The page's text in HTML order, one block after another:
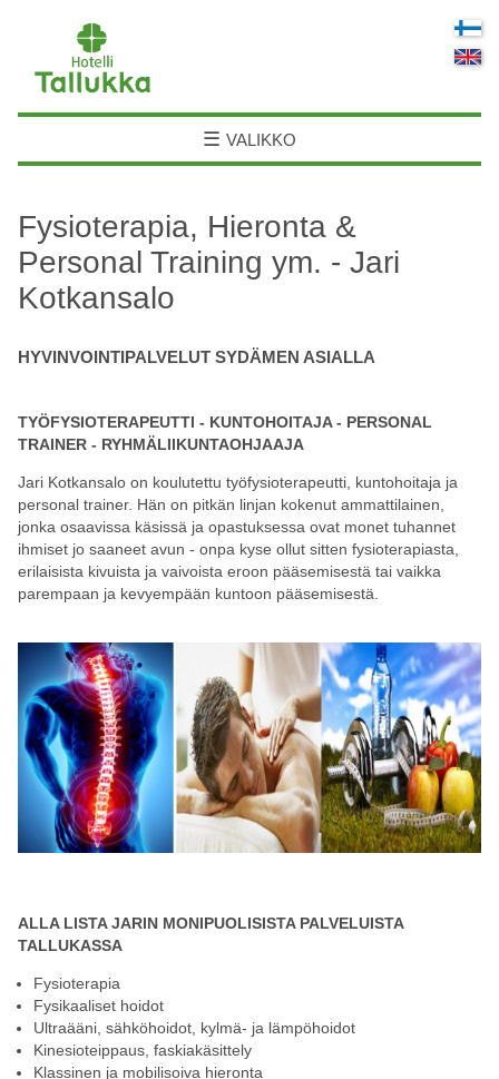
☰ VALIKKO
Fysioterapia, Hieronta &
Personal Training ym. - Jari
Kotkansalo
HYVINVOINTIPALVELUT SYDÄMEN ASIALLA
TYÖFYSIOTERAPEUTTI - KUNTOHOITAJA - PERSONAL
TRAINER - RYHMÄLIIKUNTAOHJAAJA
Jari Kotkansalo on koulutettu työfysioterapeutti, kuntohoitaja ja
personal trainer. Hän on pitkän linjan kokenut ammattilainen,
jonka osaavissa käsissä ja opastuksessa ovat monet tuhannet
ihmiset jo saaneet avun - onpa kyse ollut sitten fysioterapiasta,
erilaisista kivuista ja vaivoista eroon pääsemisestä tai vaikka
parempaan ja kevyempään kuntoon pääsemisestä.
ALLA LISTA JARIN MONIPUOLISISTA PALVELUISTA
TALLUKASSA
Fysioterapia
Fysikaaliset hoidot
Ultraääni, sähköhoidot, kylmä- ja lämpöhoidot
Kinesioteippaus, faskiakäsittely
Klassinen ja mobilisoiva hieronta